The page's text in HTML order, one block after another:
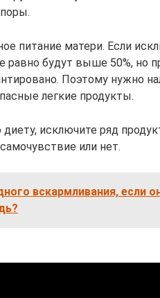
питание матери. Если
равно будут выше 50%, но
Поэтому нужно
легкие продукты.
исключите ряд
или нет.
вскармливания, если